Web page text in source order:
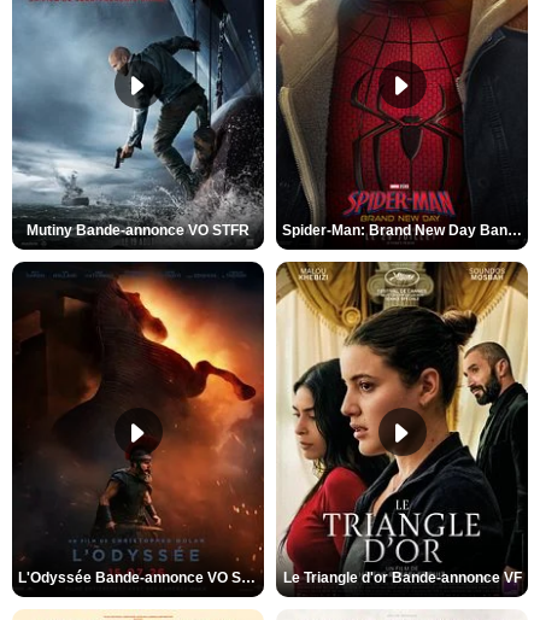
Mutiny Bande-annonce VO STFR Spider-Man: Brand New Day Bande-annonce VO STFR
L'Odyssée Bande-annonce VO STFR Le Triangle d'or Bande-annonce VF